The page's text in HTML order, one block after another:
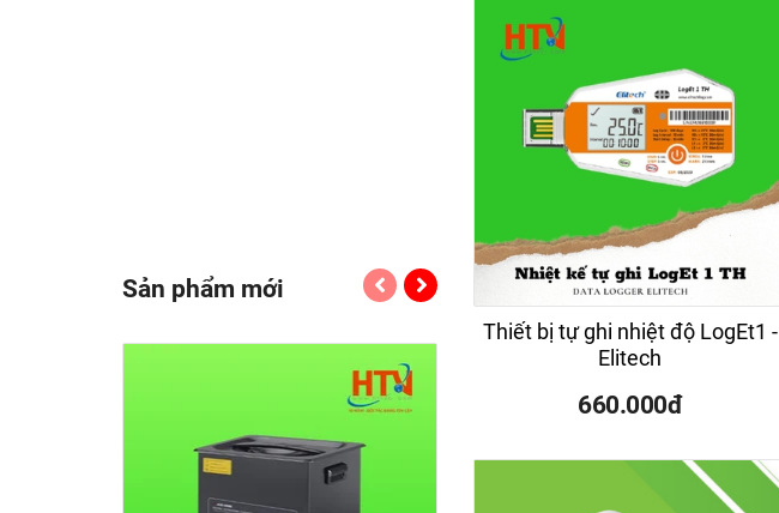
Thiết bị tự ghi nhiệt độ LogEt1 -
Elitech
660.000đ
Sản phẩm mới